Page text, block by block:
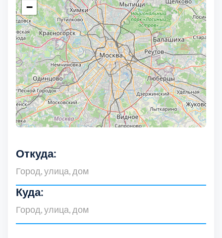
−
Откуда:
Куда:
Дмитровский 7
Долгопрудный
Домодедовский 7
Дубна 1
Егорьевский
Зеленоградский
Истринский 11
Каширский